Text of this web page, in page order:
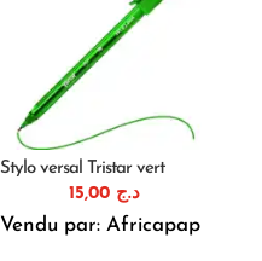
Stylo versal Tristar vert
د.ج 15,00
Vendu par: Africapap